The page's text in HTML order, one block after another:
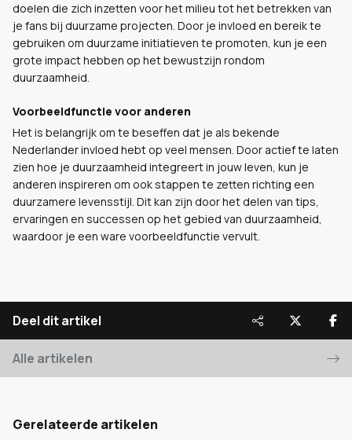
doelen die zich inzetten voor het milieu tot het betrekken van
je fans bij duurzame projecten. Door je invloed en bereik te
gebruiken om duurzame initiatieven te promoten, kun je een
grote impact hebben op het bewustzijn rondom
duurzaamheid.
Voorbeeldfunctie voor anderen
Het is belangrijk om te beseffen dat je als bekende
Nederlander invloed hebt op veel mensen. Door actief te laten
zien hoe je duurzaamheid integreert in jouw leven, kun je
anderen inspireren om ook stappen te zetten richting een
duurzamere levensstijl. Dit kan zijn door het delen van tips,
ervaringen en successen op het gebied van duurzaamheid,
waardoor je een ware voorbeeldfunctie vervult.
Deel dit artikel
Alle artikelen
Gerelateerde artikelen